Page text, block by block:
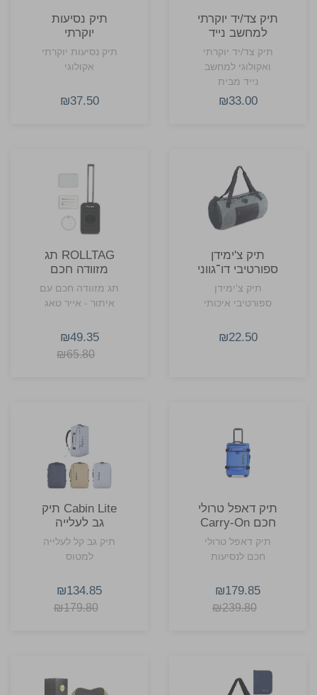
תיק צד/יד יוקרתי
למחשב נייד
COMODO
תיק צד/יד יוקרתי
ואקולוגי למחשב
נייד מבית
COMODO.
₪33.00
תיק נסיעות
יוקרתי
COMODO
תיק נסיעות יוקרתי
אקולוגי
₪37.50
תיק צ'ימידן
ספורטיבי דו־גווני
תיק צ'ימידן
ספורטיבי איכותי
₪22.50
ROLLTAG תג
מזוודה חכם
Rollink אייר
תג מזוודה חכם עם
איתור - אייר טאג
₪49.35
₪65.80
תיק דאפל טרולי
חכם Carry-On
מבית Rollink
תיק דאפל טרולי
חכם לנסיעות
₪179.85
₪239.80
Cabin Lite תיק
גב לעלייה
למטוס מבית
Rollink
תיק גב קל לעלייה
למטוס
₪134.85
₪179.80